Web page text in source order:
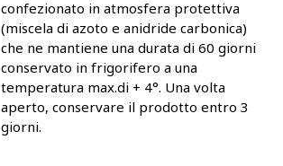
confezionato in atmosfera protettiva
(miscela di azoto e anidride carbonica)
che ne mantiene una durata di 60 giorni
conservato in frigorifero a una
temperatura max.di + 4°. Una volta
aperto, conservare il prodotto entro 3
giorni.